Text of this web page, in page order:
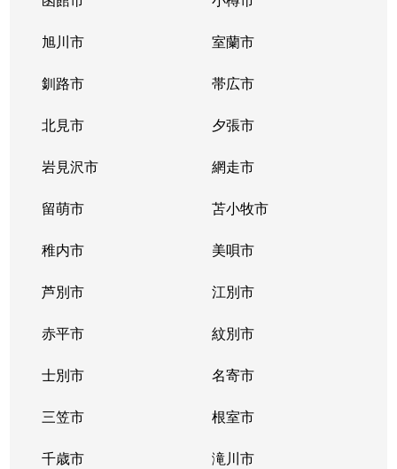
旭川市 室蘭市
釧路市 帯広市
北見市 夕張市
岩見沢市 網走市
留萌市 苫小牧市
稚内市 美唄市
芦別市 江別市
赤平市 紋別市
士別市 名寄市
三笠市 根室市
千歳市 滝川市